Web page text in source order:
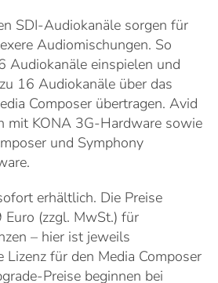
SDI-Audiokanäle sorgen für
Audiomischungen. So
Audiokanäle einspielen und
16 Audiokanäle über das
Composer übertragen. Avid
mit KONA 3G-Hardware sowie
und Symphony
erhältlich. Die Preise
(zzgl. MwSt.) für
– hier ist jeweils
Lizenz für den Media Composer
Preise beginnen bei